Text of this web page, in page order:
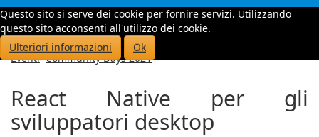
Questo sito si serve dei cookie per fornire servizi. Utilizzando
questo sito acconsenti all'utilizzo dei cookie.
Ulteriori informazioni
Ok
Toggle
Eventi>Community Days 2021
React Native per gli
sviluppatori desktop